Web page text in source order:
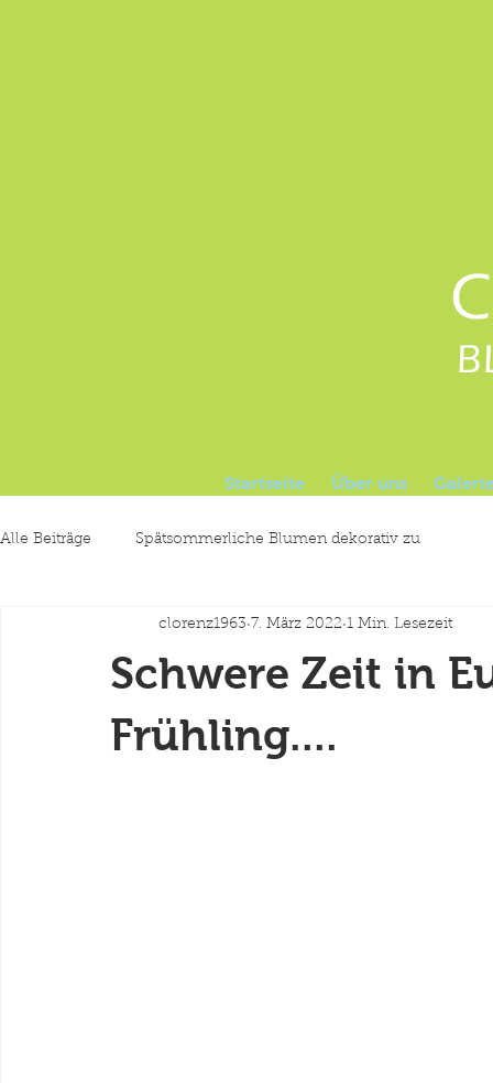
Alle Beiträge Spätsommerliche Blumen dekorativ zu
Schwere Zeit in
Frühling....
clorenz1963 7. März 2022 1 Min. Lesezeit
Startseite Über uns